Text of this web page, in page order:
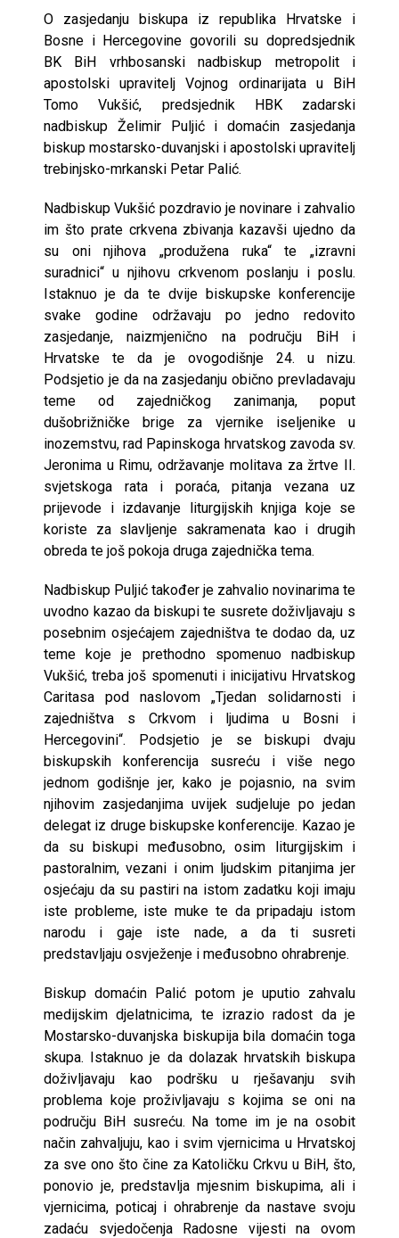
O zasjedanju biskupa iz republika Hrvatske i
Bosne i Hercegovine govorili su dopredsjednik
BK BiH vrhbosanski nadbiskup metropolit i
apostolski upravitelj Vojnog ordinarijata u BiH
Tomo Vukšić, predsjednik HBK zadarski
nadbiskup Želimir Puljić i domaćin zasjedanja
biskup mostarsko-duvanjski i apostolski upravitelj
trebinjsko-mrkanski Petar Palić.
Nadbiskup Vukšić pozdravio je novinare i zahvalio
im što prate crkvena zbivanja kazavši ujedno da
su oni njihova „produžena ruka“ te „izravni
suradnici“ u njihovu crkvenom poslanju i poslu.
Istaknuo je da te dvije biskupske konferencije
svake godine održavaju po jedno redovito
zasjedanje, naizmjenično na području BiH i
Hrvatske te da je ovogodišnje 24. u nizu.
Podsjetio je da na zasjedanju obično prevladavaju
teme od zajedničkog zanimanja, poput
dušobrižničke brige za vjernike iseljenike u
inozemstvu, rad Papinskoga hrvatskog zavoda sv.
Jeronima u Rimu, održavanje molitava za žrtve II.
svjetskoga rata i poraća, pitanja vezana uz
prijevode i izdavanje liturgijskih knjiga koje se
koriste za slavljenje sakramenata kao i drugih
obreda te još pokoja druga zajednička tema.
Nadbiskup Puljić također je zahvalio novinarima te
uvodno kazao da biskupi te susrete doživljavaju s
posebnim osjećajem zajedništva te dodao da, uz
teme koje je prethodno spomenuo nadbiskup
Vukšić, treba još spomenuti i inicijativu Hrvatskog
Caritasa pod naslovom „Tjedan solidarnosti i
zajedništva s Crkvom i ljudima u Bosni i
Hercegovini“. Podsjetio je se biskupi dvaju
biskupskih konferencija susreću i više nego
jednom godišnje jer, kako je pojasnio, na svim
njihovim zasjedanjima uvijek sudjeluje po jedan
delegat iz druge biskupske konferencije. Kazao je
da su biskupi međusobno, osim liturgijskim i
pastoralnim, vezani i onim ljudskim pitanjima jer
osjećaju da su pastiri na istom zadatku koji imaju
iste probleme, iste muke te da pripadaju istom
narodu i gaje iste nade, a da ti susreti
predstavljaju osvježenje i međusobno ohrabrenje.
Biskup domaćin Palić potom je uputio zahvalu
medijskim djelatnicima, te izrazio radost da je
Mostarsko-duvanjska biskupija bila domaćin toga
skupa. Istaknuo je da dolazak hrvatskih biskupa
doživljavaju kao podršku u rješavanju svih
problema koje proživljavaju s kojima se oni na
području BiH susreću. Na tome im je na osobit
način zahvaljuju, kao i svim vjernicima u Hrvatskoj
za sve ono što čine za Katoličku Crkvu u BiH, što,
ponovio je, predstavlja mjesnim biskupima, ali i
vjernicima, poticaj i ohrabrenje da nastave svoju
zadaću svjedočenja Radosne vijesti na ovom